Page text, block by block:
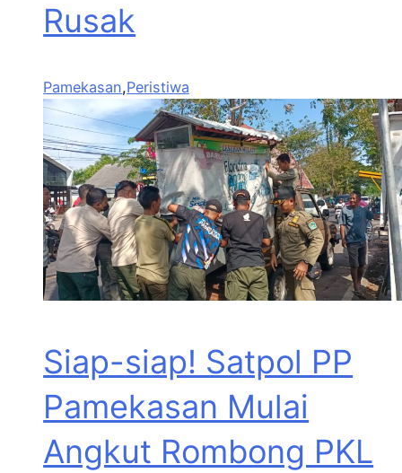
Rusak
Pamekasan,Peristiwa
Siap-siap! Satpol PP
Pamekasan Mulai
Angkut Rombong PKL